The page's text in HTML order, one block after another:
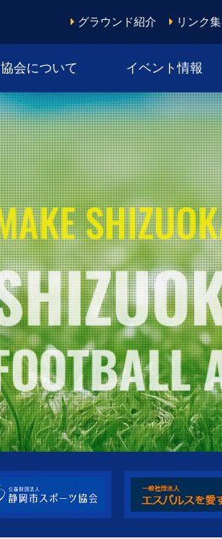
グラウンド紹介 リンク集
協会について イベント情報